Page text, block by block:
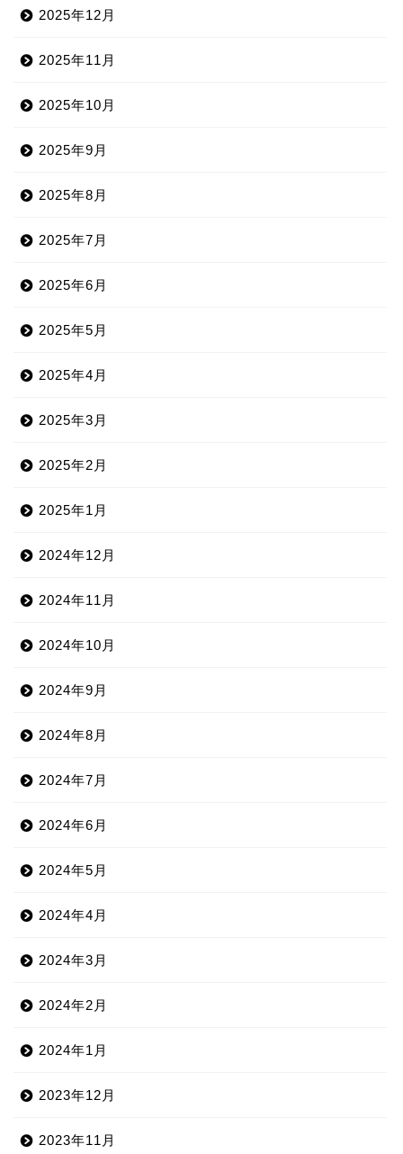
2025年12月
2025年11月
2025年10月
2025年9月
2025年8月
2025年7月
2025年6月
2025年5月
2025年4月
2025年3月
2025年2月
2025年1月
2024年12月
2024年11月
2024年10月
2024年9月
2024年8月
2024年7月
2024年6月
2024年5月
2024年4月
2024年3月
2024年2月
2024年1月
2023年12月
2023年11月